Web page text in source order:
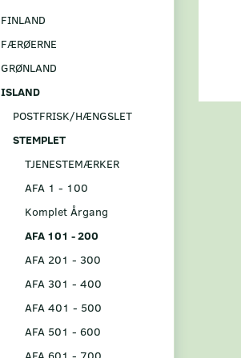
FINLAND
FÆRØERNE
GRØNLAND
ISLAND
POSTFRISK/HÆNGSLET
STEMPLET
TJENESTEMÆRKER
AFA 1 - 100
Komplet Årgang
AFA 101 - 200
AFA 201 - 300
AFA 301 - 400
AFA 401 - 500
AFA 501 - 600